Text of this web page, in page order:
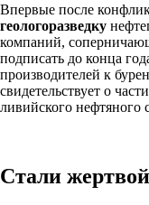
Впервые после
геологоразведку
компаний,
подписать до конца
производителей к
свидетельствует о
ливийского нефтяного
Стали